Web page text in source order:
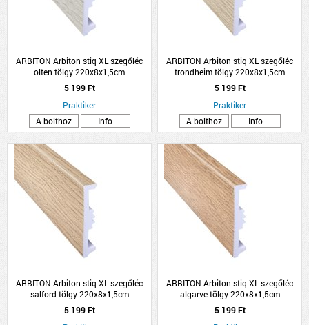
ARBITON Arbiton stiq XL szegőléc
olten tölgy 220x8x1,5cm
5 199 Ft
Praktiker
A bolthoz
Info
ARBITON Arbiton stiq XL szegőléc
trondheim tölgy 220x8x1,5cm
5 199 Ft
Praktiker
A bolthoz
Info
ARBITON Arbiton stiq XL szegőléc
salford tölgy 220x8x1,5cm
5 199 Ft
ARBITON Arbiton stiq XL szegőléc
algarve tölgy 220x8x1,5cm
5 199 Ft